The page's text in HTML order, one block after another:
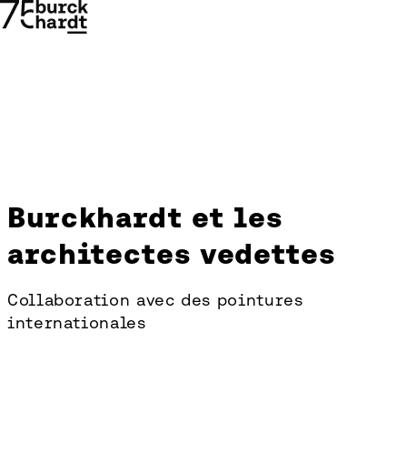
Burckhardt
et
les
architectes
Burckhardt et les
architectes vedettes
Collaboration avec des pointures
internationales